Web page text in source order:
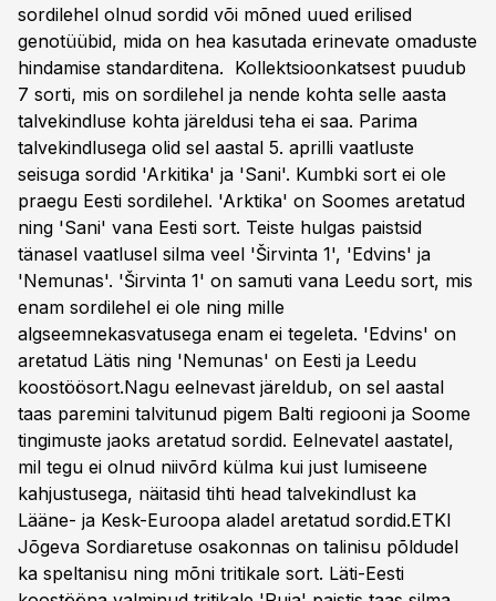
sordilehel olnud sordid või mõned uued erilised
genotüübid, mida on hea kasutada erinevate omaduste
hindamise standarditena. Kollektsioonkatsest puudub
7 sorti, mis on sordilehel ja nende kohta selle aasta
talvekindluse kohta järeldusi teha ei saa. Parima
talvekindlusega olid sel aastal 5. aprilli vaatluste
seisuga sordid 'Arkitika' ja 'Sani'. Kumbki sort ei ole
praegu Eesti sordilehel. 'Arktika' on Soomes aretatud
ning 'Sani' vana Eesti sort. Teiste hulgas paistsid
tänasel vaatlusel silma veel 'Širvinta 1', 'Edvins' ja
'Nemunas'. 'Širvinta 1' on samuti vana Leedu sort, mis
enam sordilehel ei ole ning mille
algseemnekasvatusega enam ei tegeleta. 'Edvins' on
aretatud Lätis ning 'Nemunas' on Eesti ja Leedu
koostöösort.Nagu eelnevast järeldub, on sel aastal
taas paremini talvitunud pigem Balti regiooni ja Soome
tingimuste jaoks aretatud sordid. Eelnevatel aastatel,
mil tegu ei olnud niivõrd külma kui just lumiseene
kahjustusega, näitasid tihti head talvekindlust ka
Lääne- ja Kesk-Euroopa aladel aretatud sordid.ETKI
Jõgeva Sordiaretuse osakonnas on talinisu põldudel
ka speltanisu ning mõni tritikale sort. Läti-Eesti